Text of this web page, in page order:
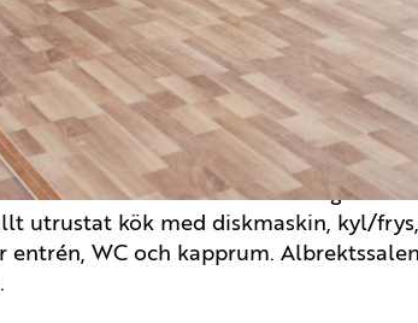
upp till 120 gäster och
andra större evenemang.
hyresgäst hyra.
allrum med möjligheten att
interiör med takkonst och höga
utrustat kök med diskmaskin, kyl/
entrén, WC och kapprum.